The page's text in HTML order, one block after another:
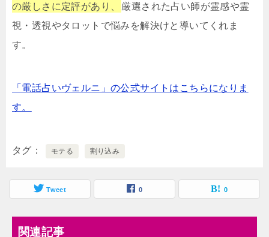
の厳しさに定評があり、
厳選された占い師が霊感や霊
視・透視やタロットで悩みを解決けと導いてくれま
す。
「電話占いヴェルニ」の公式サイトはこちらになりま
す。
タグ モテる 割り込み
Tweet 0 0
関連記事